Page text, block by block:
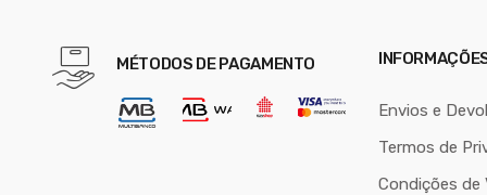
MÉTODOS DE PAGAMENTO
Envios e
Termos de
Condições de